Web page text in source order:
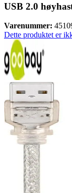
USB 2.0
Varenummer:
Dette produktet er